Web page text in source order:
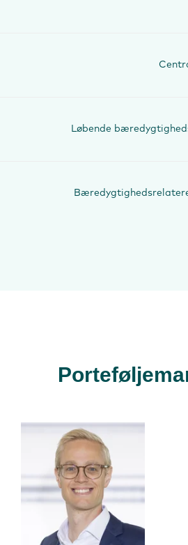
Løbende